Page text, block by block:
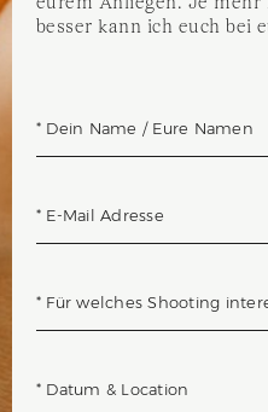
besser kann ich euch bei